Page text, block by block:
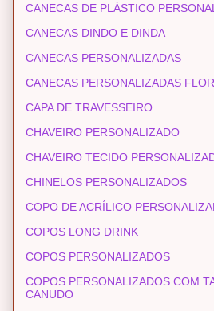
CANECAS DE PLÁSTICO
CANECAS DINDO E DINDA
CANECAS PERSONALIZADAS
CANECAS PERSONALIZADAS
CAPA DE TRAVESSEIRO
CHAVEIRO PERSONALIZADO
CHAVEIRO TECIDO
CHINELOS PERSONALIZADOS
COPO DE ACRÍLICO
COPOS LONG DRINK
COPOS PERSONALIZADOS
COPOS PERSONALIZADOS COM
CANUDO